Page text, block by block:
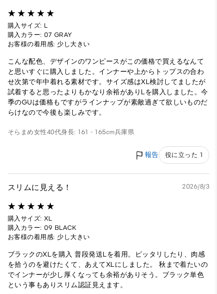
購入サイズ: L
購入カラー: 07 GRAY
お客様の着用感: 少し大きい
こんな配色、デザインのワンピースがこの価格で買えるなんて
と思いすぐに購入しました。インナーや上からトップスの合わ
せ次第で年中着れる素材です。サイズ感はXL検討してましたが
試着すると思ったよりもかなり余裕がありLを購入しました。今
季のGUは価格もですがラインナップが素敵過ぎて欲しいものだ
らけなので今後も楽しみです。
そらまめ女性40代身長: 161 - 165cm兵庫県
報告 役に立った 1
スリムに見える！ 2026/8/3
購入サイズ: XL
購入カラー: 09 BLACK
お客様の着用感: 少し大きい
ブラックのXLを購入 普段発送Lを着用。ピッタリしたり、肉感
を拾うのを避けたくて、あえてXLにしました。 秋まで着たいの
でインナーが少し厚くなっても余裕がありそう。ブラック単色
という事もありスリム認証見えます。